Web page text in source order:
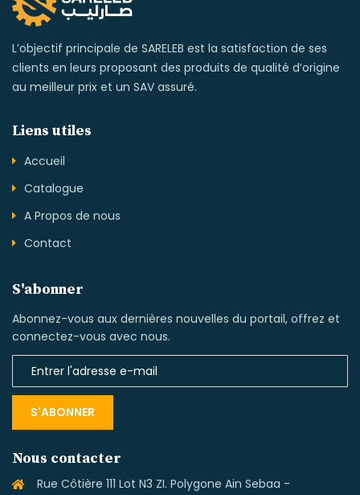
L’objectif principale de SARELEB est la satisfaction de ses
clients en leurs proposant des produits de qualité d’origine
au meilleur prix et un SAV assuré.
Liens utiles
Accueil
Catalogue
A Propos de nous
Contact
S'abonner
Abonnez-vous aux dernières nouvelles du portail, offrez et
connectez-vous avec nous.
S'ABONNER
Nous contacter
Rue Côtière 111 Lot N3 ZI. Polygone Ain Sebaa -